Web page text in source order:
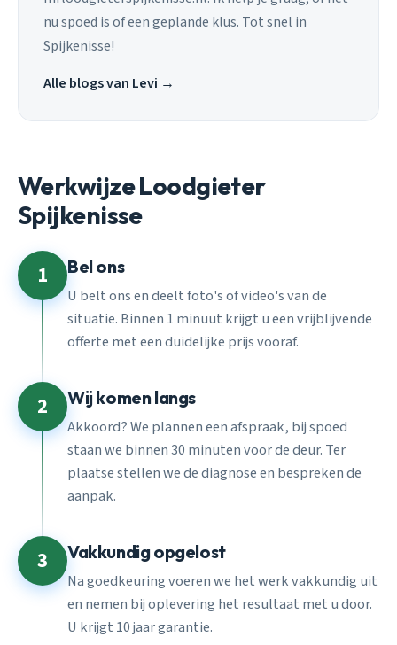
nu spoed is of een geplande klus. Tot snel in
Spijkenisse!
Alle blogs van Levi →
Werkwijze Loodgieter
Spijkenisse
1 Bel ons
U belt ons en deelt foto's of video's van de
situatie. Binnen 1 minuut krijgt u een vrijblijvende
offerte met een duidelijke prijs vooraf.
2 Wij komen langs
Akkoord? We plannen een afspraak, bij spoed
staan we binnen 30 minuten voor de deur. Ter
plaatse stellen we de diagnose en bespreken de
aanpak.
3 Vakkundig opgelost
Na goedkeuring voeren we het werk vakkundig uit
en nemen bij oplevering het resultaat met u door.
U krijgt 10 jaar garantie.